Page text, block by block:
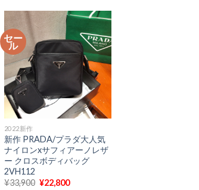
¥30,400
し
た。
格
¥22,980
で
す。
セー
ル
2022新作
新作 PRADA/プラダ大人気
ナイロンxサフィアーノレザ
ー クロスボディバッグ
2VH112
¥33,900 元
¥22,800現